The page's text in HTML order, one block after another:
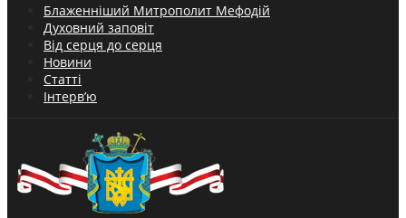
Блаженніший Митрополит Мефодій
Духовний заповіт
Від серця до серця
Новини
Статті
Інтерв’ю